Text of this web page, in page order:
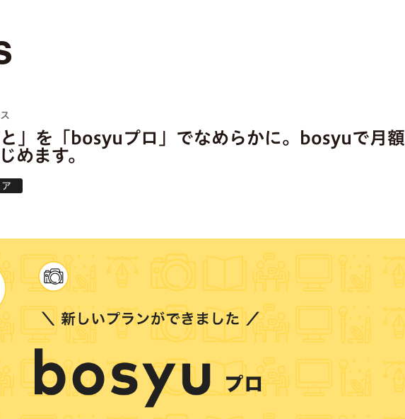
」を「bosyuプロ」でなめらかに。bosyuで月額
めます。